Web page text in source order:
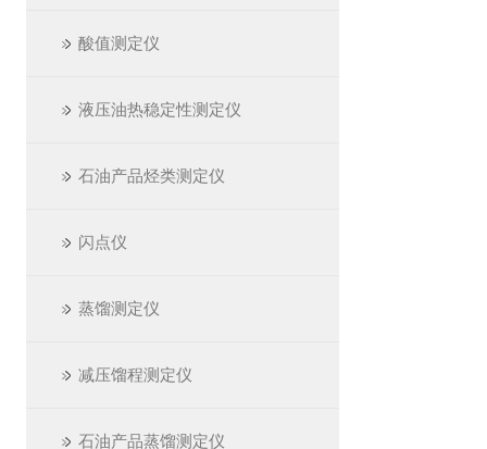
酸值测定仪
液压油热稳定性测定仪
石油产品烃类测定仪
闪点仪
蒸馏测定仪
减压馏程测定仪
石油产品蒸馏测定仪